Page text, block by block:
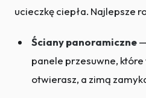
ucieczkę ciepła. Najlepsze
Ściany panoramiczne
panele przesuwne,
otwierasz, a zimą